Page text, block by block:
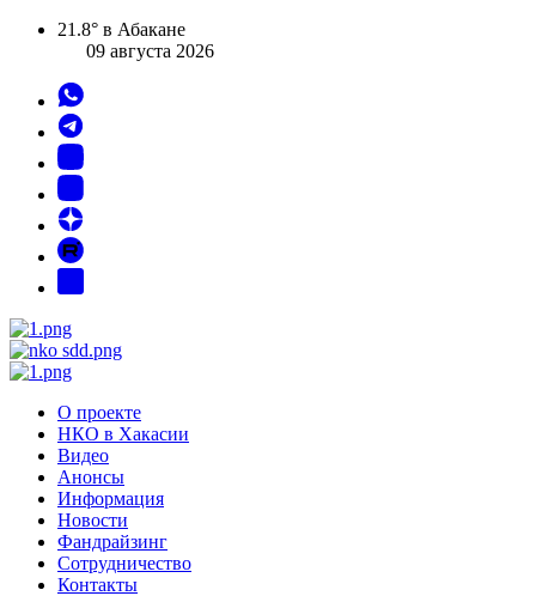
21.8° в Абакане
09 августа 2026
О проекте
НКО в Хакасии
Видео
Анонсы
Информация
Новости
Фандрайзинг
Сотрудничество
Контакты